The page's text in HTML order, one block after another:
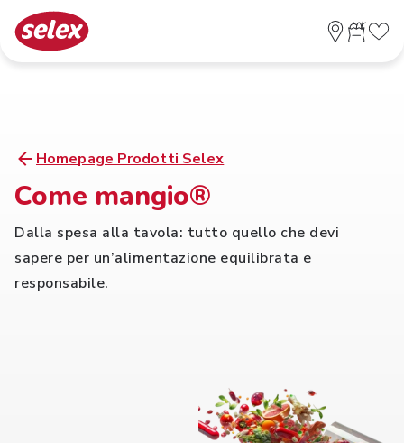
Homepage Prodotti Selex
Come mangio®
Dalla spesa alla tavola: tutto quello che devi
sapere per un’alimentazione equilibrata e
responsabile.